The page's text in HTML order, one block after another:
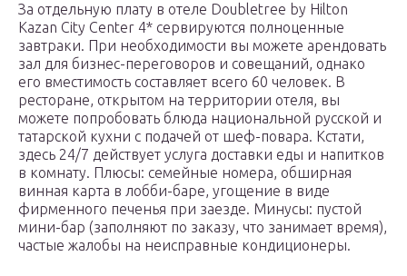
За отдельную плату в отеле Doubletree by Hilton
Kazan City Center 4* сервируются полноценные
завтраки. При необходимости вы можете арендовать
зал для бизнес-переговоров и совещаний, однако
его вместимость составляет всего 60 человек. В
ресторане, открытом на территории отеля, вы
можете попробовать блюда национальной русской и
татарской кухни с подачей от шеф-повара. Кстати,
здесь 24/7 действует услуга доставки еды и напитков
в комнату. Плюсы: семейные номера, обширная
винная карта в лобби-баре, угощение в виде
фирменного печенья при заезде. Минусы: пустой
мини-бар (заполняют по заказу, что занимает время),
частые жалобы на неисправные кондиционеры.